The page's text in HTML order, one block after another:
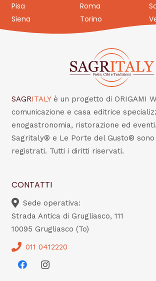
Pisa
Roma
Siena
Torino
SAGRITALY è un progetto di ORIGAMI
comunicazione e casa editrice
enogastronomia, ristorazione ed eventi.
Sagritaly® e Le Porte del Gusto® sono
registrati. Tutti i diritti riservati.
CONTATTI
Sede operativa:
Strada Antica di Grugliasco, 111
10095 Grugliasco (To)
011 0412220